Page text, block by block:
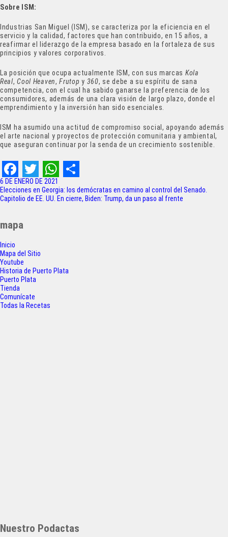
Sobre ISM:
Industrias San Miguel (ISM), se caracteriza por la eficiencia en el
servicio y la calidad, factores que han contribuido, en 15 años, a
reafirmar el liderazgo de la empresa basado en la fortaleza de sus
principios y valores corporativos.
La posición que ocupa actualmente ISM, con sus marcas Kola
Real,Cool Heaven,Frutop y 360, se debe a su espíritu de sana
competencia, con el cual ha sabido ganarse la preferencia de los
consumidores, además de una clara visión de largo plazo, donde el
emprendimiento y la inversión han sido esenciales.
ISM ha asumido una actitud de compromiso social, apoyando además
el arte nacional y proyectos de protección comunitaria y ambiental,
que aseguran continuar por la senda de un crecimiento sostenible.
F
a
c
e
b
o
o
k
T
w
t
t
e
r
W
h
A
p
S
h
6 DE ENERO DE 2021
Navegación
de
Elecciones en Georgia: los demócratas en camino al control del Senado.
Capitolio de EE. UU. En cierre, Biden: Trump, da un paso al frente
mapa
Inicio
Mapa del Sitio
Youtube
Historia de Puerto Plata
Puerto Plata
Tienda
Comunícate
Todas la Recetas
Nuestro Podactas